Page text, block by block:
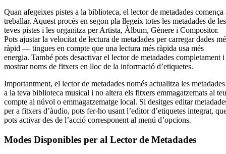
Quan afegeixes pistes a la biblioteca, el lector de metadades comença
treballar. Aquest procés en segon pla llegeix totes les metadades de les
teves pistes i les organitza per Artista, Àlbum, Gènere i Compositor.
Pots ajustar la velocitat de lectura de metadades per carregar dades
ràpid — tingues en compte que una lectura més ràpida usa més
energia. També pots desactivar el lector de metadades completament i
mostrar noms de fitxers en lloc de la informació d’etiquetes.
Importantment, el lector de metadades només actualitza les metadades
a la teva biblioteca musical i no altera els fitxers emmagatzemats al teu
compte al núvol o emmagatzematge local. Si desitges editar
per a fitxers d’àudio, pots fer-ho usant l’editor d’etiquetes integrat,
pots activar des de l’acció corresponent al menú d’opcions.
Modes Disponibles per al Lector de Metadades